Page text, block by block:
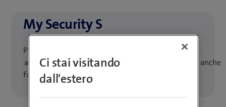
My Security S
Protezione completa dalle minacce informatiche –
automatica per tutti i dispositivi a casa e, con l’app, anche
fuori casa.
Ci stai visitando
dall'estero